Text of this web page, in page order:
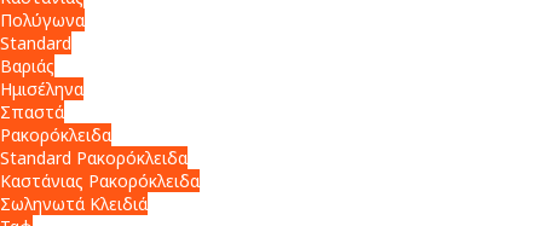
Πολύγωνα
Standard
Βαριάς
Ημισέληνα
Σπαστά
Ρακορόκλειδα
Standard Ρακορόκλειδα
Καστάνιας Ρακορόκλειδα
Σωληνωτά Κλειδιά